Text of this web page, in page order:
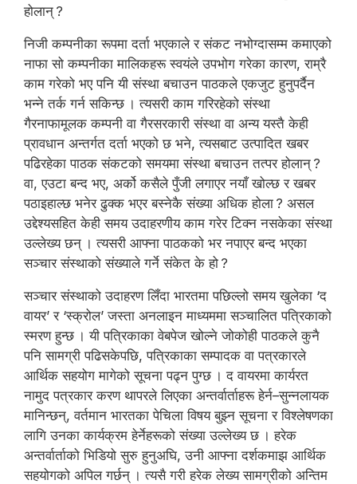
होलान् ?
निजी कम्पनीका रूपमा दर्ता भएकाले र संकट नभोग्दासम्म कमाएको
नाफा सो कम्पनीका मालिकहरू स्वयंले उपभोग गरेका कारण, राम्रै
काम गरेको भए पनि यी संस्था बचाउन पाठकले एकजुट हुनुपर्दैन
भन्ने तर्क गर्न सकिन्छ । त्यसरी काम गरिरहेको संस्था
गैरनाफामूलक कम्पनी वा गैरसरकारी संस्था वा अन्य यस्तै केही
प्रावधान अन्तर्गत दर्ता भएको छ भने, त्यसबाट उत्पादित खबर
पढिरहेका पाठक संकटको समयमा संस्था बचाउन तत्पर होलान् ?
वा, एउटा बन्द भए, अर्को कसैले पुँजी लगाएर नयाँ खोल्छ र खबर
पठाइहाल्छ भनेर ढुक्क भएर बस्नेकै संख्या अधिक होला ? असल
उद्देश्यसहित केही समय उदाहरणीय काम गरेर टिक्न नसकेका संस्था
उल्लेख्य छन् । त्यसरी आफ्ना पाठकको भर नपाएर बन्द भएका
सञ्चार संस्थाको संख्याले गर्ने संकेत के हो ?
सञ्चार संस्थाको उदाहरण लिँदा भारतमा पछिल्लो समय खुलेका ‘द
वायर’ र ‘स्क्रोल’ जस्ता अनलाइन माध्यममा सञ्चालित पत्रिकाको
स्मरण हुन्छ । यी पत्रिकाका वेबपेज खोल्ने जोकोही पाठकले कुनै
पनि सामग्री पढिसकेपछि, पत्रिकाका सम्पादक वा पत्रकारले
आर्थिक सहयोग मागेको सूचना पढ्न पुग्छ । द वायरमा कार्यरत
नामुद पत्रकार करण थापरले लिएका अन्तर्वार्ताहरू हेर्न–सुन्नलायक
मानिन्छन्, वर्तमान भारतका पेचिला विषय बुझ्न सूचना र विश्लेषणका
लागि उनका कार्यक्रम हेर्नेहरूको संख्या उल्लेख्य छ । हरेक
अन्तर्वार्ताको भिडियो सुरु हुनुअघि, उनी आफ्ना दर्शकमाझ आर्थिक
सहयोगको अपिल गर्छन् । त्यसै गरी हरेक लेख्य सामग्रीको अन्तिम